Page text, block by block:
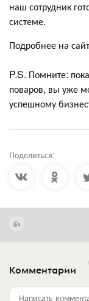
наш сотрудник
системе.
Подробнее на
P.S. Помните:
поваров, вы уже
успешному
Поделиться:
Комментарии
Написать